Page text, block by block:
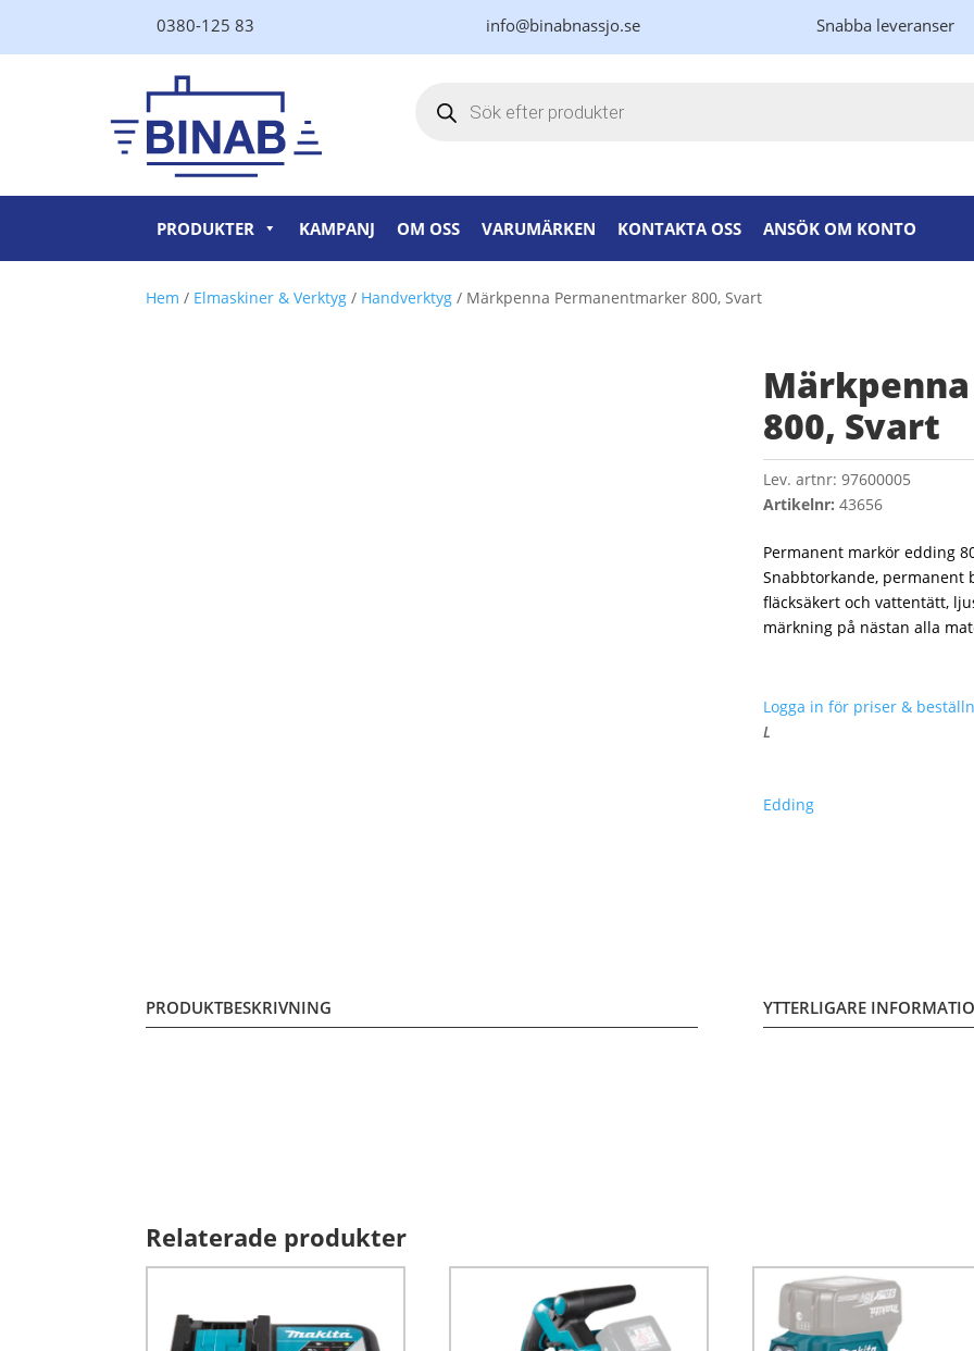
0380-125 83 info@binabnassjo.se Snabba leveranser
PRODUKTER KAMPANJ OM OSS VARUMÄRKEN KONTAKTA OSS ANSÖK OM KONTO
Hem / Elmaskiner & Verktyg / Handverktyg / Märkpenna Permanentmarker 800, Svart
800, Svart
Lev. artnr: 97600005
Artikelnr: 43656
Permanent markör edding
Snabbtorkande, permanent
fläcksäkert och vattentätt,
märkning på nästan alla
Logga in för priser &
L
Edding
PRODUKTBESKRIVNING YTTERLIGARE
Relaterade produkter